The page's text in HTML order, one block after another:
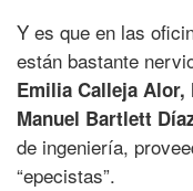
Y es que en las
están bastante
Emilia Calleja Alor,
Manuel Bartlett
de ingeniería,
“epecistas”.